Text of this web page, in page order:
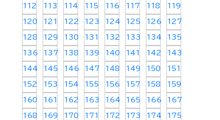
112 113 114 115 116 117 118 119
120 121 122 123 124 125 126 127
128 129 130 131 132 133 134 135
136 137 138 139 140 141 142 143
144 145 146 147 148 149 150 151
152 153 154 155 156 157 158 159
160 161 162 163 164 165 166 167
168 169 170 171 172 173 174 175